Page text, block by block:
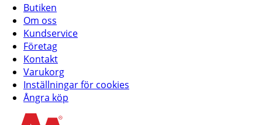
Butiken
Om oss
Kundservice
Företag
Kontakt
Varukorg
Inställningar för cookies
Ångra köp